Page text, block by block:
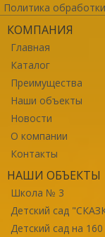
Политика
КОМПАНИЯ
Главная
Каталог
Преимущества
Наши объекты
Новости
О компании
Контакты
НАШИ ОБЪЕКТЫ
Школа № 3
Детский сад
Детский сад на